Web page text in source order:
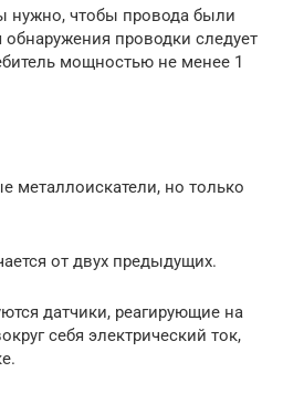
нужно, чтобы провода были
проводки следует
мощностью не менее 1
металлоискатели, но только
от двух предыдущих.
датчики, реагирующие на
себя электрический ток,